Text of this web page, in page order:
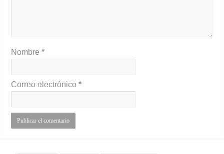
Nombre*
Correo electrónico*